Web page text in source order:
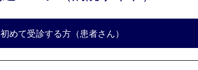
初めて受診する方（患者さん）